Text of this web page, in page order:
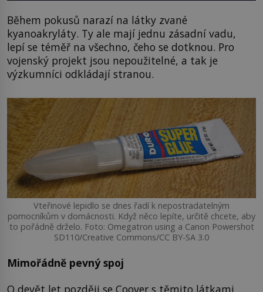
Během pokusů narazí na látky zvané
kyanoakryláty. Ty ale mají jednu zásadní vadu,
lepí se téměř na všechno, čeho se dotknou. Pro
vojenský projekt jsou nepoužitelné, a tak je
výzkumníci odkládají stranou.
Vteřinové lepidlo se dnes řadí k nepostradatelným
pomocníkům v domácnosti. Když něco lepíte, určitě chcete, aby
to pořádně drželo. Foto: Omegatron using a Canon Powershot
SD110/Creative Commons/CC BY-SA 3.0
Mimořádně pevný spoj